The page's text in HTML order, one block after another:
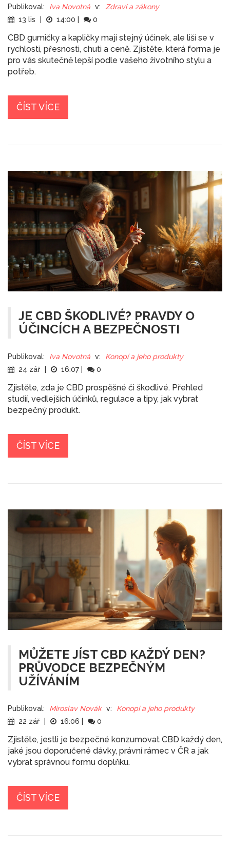
Publikoval: Iva Novotná v:
Zdraví a zákony
13 lis
14:00 0
CBD gumičky a kapličky mají stejný účinek, ale liší se v
rychlosti, přesnosti, chuti a ceně. Zjistěte, která forma je
pro vás skutečně lepší podle vašeho životního stylu a
potřeb.
ČÍST VÍCE
JE CBD ŠKODLIVÉ? PRAVDY O
ÚČINCÍCH A BEZPEČNOSTI
Publikoval: Iva Novotná v:
Konopí a jeho produkty
24 zář
16:07 0
Zjistěte, zda je CBD prospěšné či škodlivé. Přehled
studií, vedlejších účinků, regulace a tipy, jak vybrat
bezpečný produkt.
ČÍST VÍCE
MŮŽETE JÍST CBD KAŽDÝ DEN?
PRŮVODCE BEZPEČNÝM
UŽÍVÁNÍM
Publikoval: Miroslav Novák v:
Konopí a jeho produkty
22 zář
16:06 0
Zjistěte, jestli je bezpečné konzumovat CBD každý den,
jaké jsou doporučené dávky, právní rámec v ČR a jak
vybrat správnou formu doplňku.
ČÍST VÍCE